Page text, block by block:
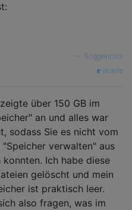
Roggenbrot
quelle
über 150 GB im
an und alles war
sodass Sie es nicht vom
"Speicher verwalten" aus
konnten. Ich habe diese
gelöscht und mein
ist praktisch leer.
also fragen, was im